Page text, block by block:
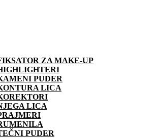
ZA MAKE-UP
PUDER
LICA
LICA
PUDER